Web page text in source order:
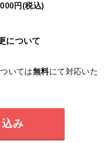
円(税込)
について
いては無料にて対応いた
み